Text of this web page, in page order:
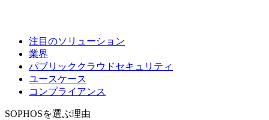
注目のソリューション
業界
パブリッククラウドセキュリティ
ユースケース
コンプライアンス
SOPHOSを選ぶ理由